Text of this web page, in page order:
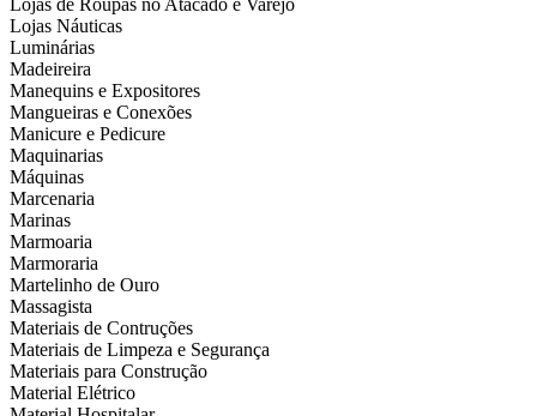
Lojas de Roupas no Atacado e Varejo
Lojas Náuticas
Luminárias
Madeireira
Manequins e Expositores
Mangueiras e Conexões
Manicure e Pedicure
Maquinarias
Máquinas
Marcenaria
Marinas
Marmoaria
Marmoraria
Martelinho de Ouro
Massagista
Materiais de Contruções
Materiais de Limpeza e Segurança
Materiais para Construção
Material Elétrico